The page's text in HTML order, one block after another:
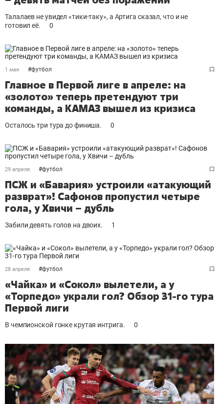
Талалаев не увидел «тики-таку», а Артига сказал, что и не
готовил её.
0
1 мая #футбол
Главное в Первой лиге в апреле: на
«золото» теперь претендуют три
команды, а КАМАЗ вышел из кризиса
Осталось три тура до финиша. 0
29 апреля #футбол
ПСЖ и «Бавария» устроили «атакующий
разврат»! Сафонов пропустил четыре
гола, у Хвичи – дубль
Забили девять голов на двоих. 1
28 апреля #футбол
«Чайка» и «Сокол» вылетели, а у
«Торпедо» украли гол? Обзор 31-го тура
Первой лиги
В чемпионской гонке крутая интрига. 0